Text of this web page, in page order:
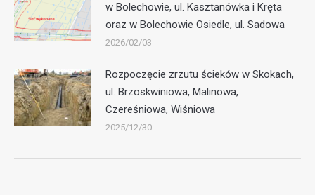
w Bolechowie, ul. Kasztanówka i Kręta
oraz w Bolechowie Osiedle, ul. Sadowa
2026/02/03
Rozpoczęcie zrzutu ścieków w Skokach,
ul. Brzoskwiniowa, Malinowa,
Czereśniowa, Wiśniowa
2025/12/30